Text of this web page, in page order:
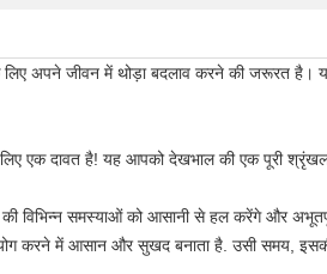
अपने जीवन में थोड़ा बदलाव करने की जरूरत
एक दावत है! यह आपको देखभाल की एक पूरी
विभिन्न समस्याओं को आसानी से हल करेंगे और
करने में आसान और सुखद बनाता है. उसी समय, इसकी